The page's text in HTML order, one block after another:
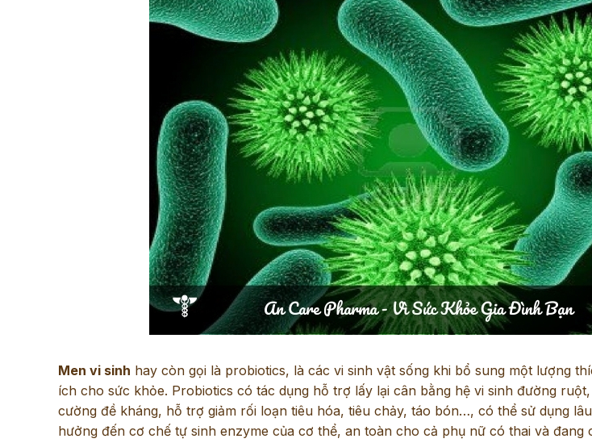
Men vi sinh hay còn gọi là probiotics, là các vi sinh vật sống khi bổ sung một lượng
ích cho sức khỏe. Probiotics có tác dụng hỗ trợ lấy lại cân bằng hệ vi sinh đường
cường đề kháng, hỗ trợ giảm rối loạn tiêu hóa, tiêu chảy, táo bón…, có thể sử dụng
hưởng đến cơ chế tự sinh enzyme của cơ thể, an toàn cho cả phụ nữ có thai và đang